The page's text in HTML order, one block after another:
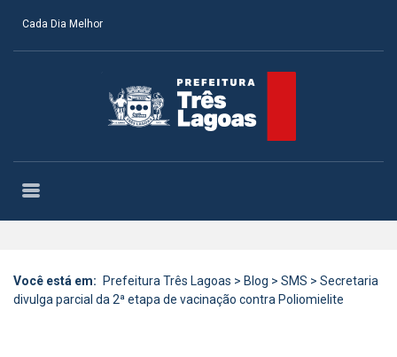
Cada Dia Melhor
Você está em: Prefeitura Três Lagoas > Blog > SMS > Secretaria
divulga parcial da 2ª etapa de vacinação contra Poliomielite